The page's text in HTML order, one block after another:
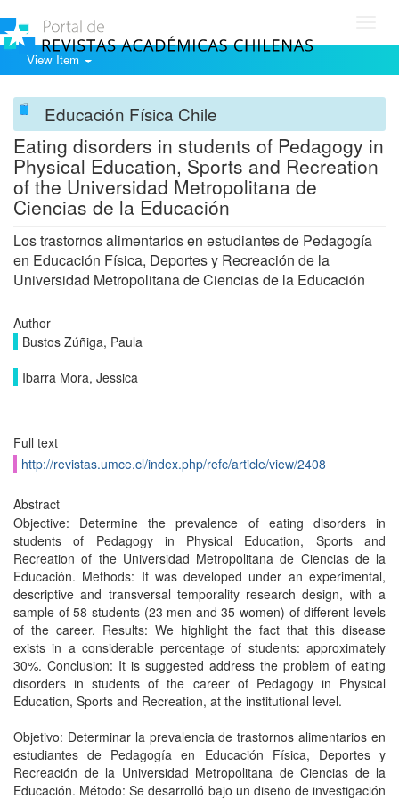
View Item
Educación Física Chile
Eating disorders in students of Pedagogy in
Physical Education, Sports and Recreation
of the Universidad Metropolitana de
Ciencias de la Educación
Los trastornos alimentarios en estudiantes de Pedagogía
en Educación Física, Deportes y Recreación de la
Universidad Metropolitana de Ciencias de la Educación
Author
Bustos Zúñiga, Paula
Ibarra Mora, Jessica
Full text
http://revistas.umce.cl/index.php/refc/article/view/2408
Abstract
Objective: Determine the prevalence of eating disorders in
students of Pedagogy in Physical Education, Sports and
Recreation of the Universidad Metropolitana de Ciencias de la
Educación. Methods: It was developed under an experimental,
descriptive and transversal temporality research design, with a
sample of 58 students (23 men and 35 women) of different levels
of the career. Results: We highlight the fact that this disease
exists in a considerable percentage of students: approximately
30%. Conclusion: It is suggested address the problem of eating
disorders in students of the career of Pedagogy in Physical
Education, Sports and Recreation, at the institutional level.
Objetivo: Determinar la prevalencia de trastornos alimentarios en
estudiantes de Pedagogía en Educación Física, Deportes y
Recreación de la Universidad Metropolitana de Ciencias de la
Educación. Método: Se desarrolló bajo un diseño de investigación